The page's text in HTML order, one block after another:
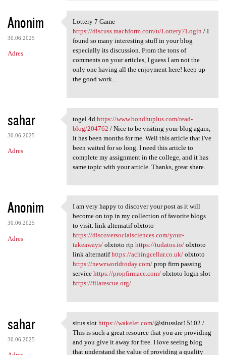
t
a
r
Anonim
30.06.2025
Adres
Lottery 7 Game https:/
Lottery 7 Game
https://discuss.machform.com/u/Lottery7Login / I
found so many interesting stuff in your blog
especially its discussion. From the tons of
comments on your articles, I guess I am not the
only one having all the enjoyment here! keep up
the good work...
sahar
30.06.2025
Adres
togel 4d https://www
togel 4d https://www.bondhuplus.com/read-
blog/204762 / Nice to be visiting your blog again,
it has been months for me. Well this article that i've
been waited for so long. I need this article to
complete my assignment in the college, and it has
same topic with your article. Thanks, great share.
Anonim
30.06.2025
Adres
I am very happy to discover
I am very happy to discover your post as it will
become on top in my collection of favorite blogs
to visit. link alternatif olxtoto
https://discoversocialsciences.com/your-
takeaways/olxtoto rtp https://tudatos.io/olxtoto
link alternatifhttps://achingcellar.co.uk/olxtoto
https://newzworldtoday.com/prop firm passing
service https://propfirmace.com/olxtoto login slot
https://filarescue.org/
sahar
30.06.2025
situs slot https://wakelet
situs slot https://wakelet.com/@situsslot15102 /
This is such a great resource that you are providing
and you give it away for free. I love seeing blog
that understand the value of providing a quality